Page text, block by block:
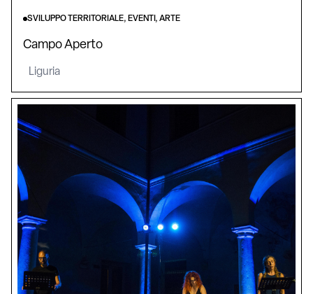
SVILUPPO TERRITORIALE, EVENTI, ARTE
Campo Aperto
Liguria